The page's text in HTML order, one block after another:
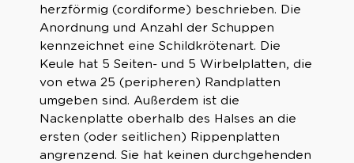
herzförmig (cordiforme) beschrieben. Die
Anordnung und Anzahl der Schuppen
kennzeichnet eine Schildkrötenart. Die
Keule hat 5 Seiten- und 5 Wirbelplatten, die
von etwa 25 (peripheren) Randplatten
umgeben sind. Außerdem ist die
Nackenplatte oberhalb des Halses an die
ersten (oder seitlichen) Rippenplatten
angrenzend. Sie hat keinen durchgehenden